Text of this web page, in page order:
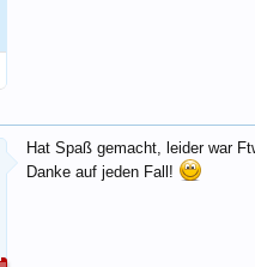
Hat Spaß gemacht, leider war
Danke auf jeden Fall!